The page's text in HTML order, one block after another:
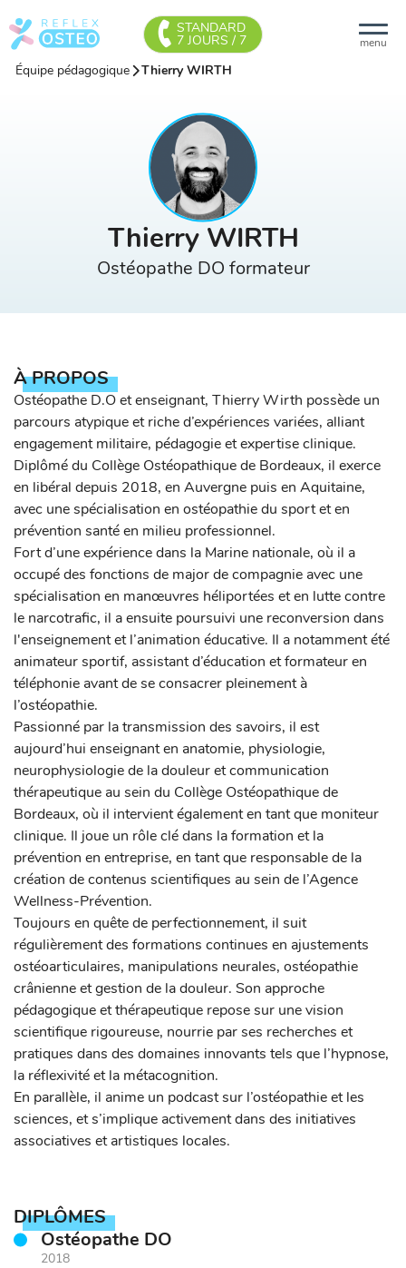
menu
STANDARD
7 JOURS / 7
Équipe pédagogique
Thierry WIRTH
Thierry WIRTH
Ostéopathe DO formateur
À PROPOS
Ostéopathe D.O et enseignant, Thierry Wirth possède un
parcours atypique et riche d’expériences variées, alliant
engagement militaire, pédagogie et expertise clinique.
Diplômé du Collège Ostéopathique de Bordeaux, il exerce
en libéral depuis 2018, en Auvergne puis en Aquitaine,
avec une spécialisation en ostéopathie du sport et en
prévention santé en milieu professionnel.
Fort d’une expérience dans la Marine nationale, où il a
occupé des fonctions de major de compagnie avec une
spécialisation en manœuvres héliportées et en lutte contre
le narcotrafic, il a ensuite poursuivi une reconversion dans
l'enseignement et l’animation éducative. Il a notamment été
animateur sportif, assistant d’éducation et formateur en
téléphonie avant de se consacrer pleinement à
l’ostéopathie.
Passionné par la transmission des savoirs, il est
aujourd’hui enseignant en anatomie, physiologie,
neurophysiologie de la douleur et communication
thérapeutique au sein du Collège Ostéopathique de
Bordeaux, où il intervient également en tant que moniteur
clinique. Il joue un rôle clé dans la formation et la
prévention en entreprise, en tant que responsable de la
création de contenus scientifiques au sein de l’Agence
Wellness-Prévention.
Toujours en quête de perfectionnement, il suit
régulièrement des formations continues en ajustements
ostéoarticulaires, manipulations neurales, ostéopathie
crânienne et gestion de la douleur. Son approche
pédagogique et thérapeutique repose sur une vision
scientifique rigoureuse, nourrie par ses recherches et
pratiques dans des domaines innovants tels que l’hypnose,
la réflexivité et la métacognition.
En parallèle, il anime un podcast sur l’ostéopathie et les
sciences, et s’implique activement dans des initiatives
associatives et artistiques locales.
DIPLÔMES
Ostéopathe DO
2018